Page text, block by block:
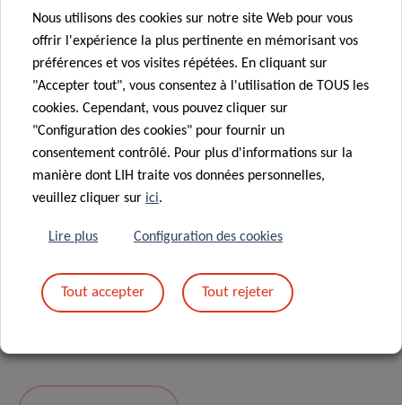
Message*
En envoyant votre message, vous acceptez
politique de confidentialité du LIH.
Nous utilisons des cookies sur notre site Web pour vous
offrir l'expérience la plus pertinente en mémorisant vos
préférences et vos visites répétées. En cliquant sur
"Accepter tout", vous consentez à l'utilisation de TOUS les
cookies. Cependant, vous pouvez cliquer sur
"Configuration des cookies" pour fournir un
consentement contrôlé. Pour plus d'informations sur la
manière dont LIH traite vos données personnelles,
veuillez cliquer sur ici.
Lire plus Configuration des cookies
Tout accepter Tout rejeter